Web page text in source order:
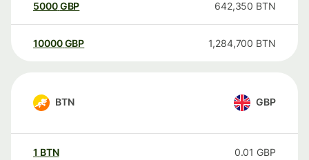
5000GBP 642,350 BTN
10000 GBP 1,284,700 BTN
BTN GBP
1 BTN 0.01 GBP